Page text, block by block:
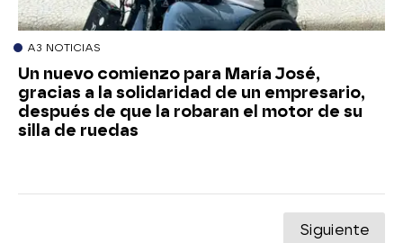
A3 NOTICIAS
Un nuevo comienzo para María José,
gracias a la solidaridad de un empresario,
después de que la robaran el motor de su
silla de ruedas
Siguiente